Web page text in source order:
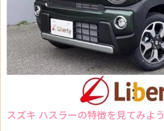
スズキ ハスラーの特徴を見てみよう